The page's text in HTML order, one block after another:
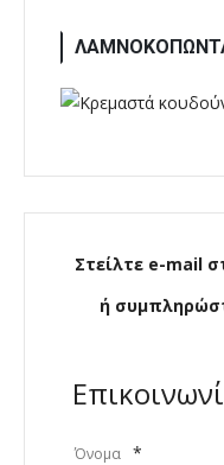
Στείλτε e-mail
ή
Όνομα *